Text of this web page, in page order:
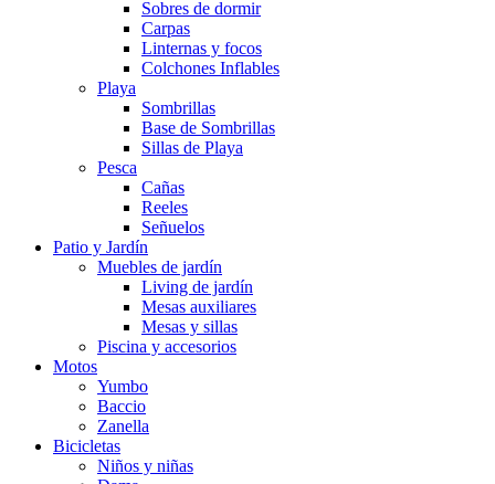
Sobres de dormir
Carpas
Linternas y focos
Colchones Inflables
Playa
Sombrillas
Base de Sombrillas
Sillas de Playa
Pesca
Cañas
Reeles
Señuelos
Patio y Jardín
Muebles de jardín
Living de jardín
Mesas auxiliares
Mesas y sillas
Piscina y accesorios
Motos
Yumbo
Baccio
Zanella
Bicicletas
Niños y niñas